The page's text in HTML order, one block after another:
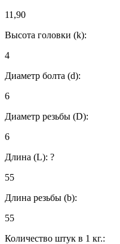
11,90
Высота головки (k):
4
Диаметр болта (d):
6
Диаметр резьбы (D):
6
Длина (L): ?
55
Длина резьбы (b):
55
Количество штук в 1 кг.: